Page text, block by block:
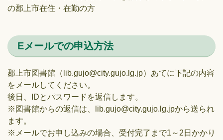
の郡上市在住・在勤の方
Eメールでの申込方法
郡上市図書館（lib.gujo@city.gujo.lg.jp）あてに下記の内容
をメールしてください。
後日、IDとパスワードを返信します。
※図書館からの返信は、lib.gujo@city.gujo.lg.jpから送られ
ます。
※メールでお申し込みの場合、受付完了まで1～2日かかり